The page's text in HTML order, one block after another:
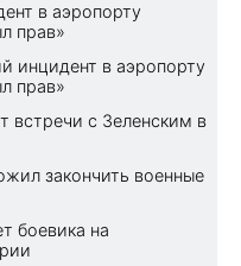
в аэропорту
прав»
инцидент в аэропорту
прав»
встречи с Зеленским в
закончить военные
боевика на